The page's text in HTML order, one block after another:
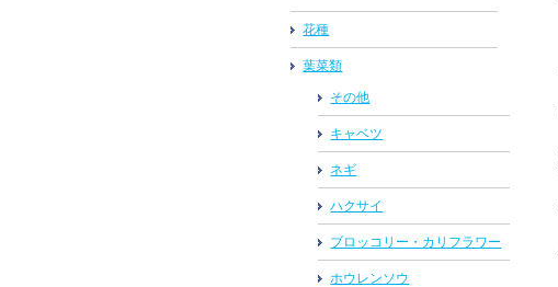
花種
葉菜類
その他
キャベツ
ネギ
ハクサイ
ブロッコリー・カリフラワー
ホウレンソウ